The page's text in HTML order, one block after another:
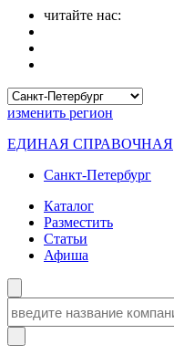
читайте нас:
изменить регион
ЕДИНАЯ СПРАВОЧНАЯ
Санкт-Петербург
Каталог
Разместить
Статьи
Афиша